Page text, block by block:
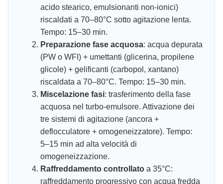
acido stearico, emulsionanti non-ionici)
riscaldati a 70–80°C sotto agitazione lenta.
Tempo: 15–30 min.
Preparazione fase acquosa: acqua depurata
(PW o WFI) + umettanti (glicerina, propilene
glicole) + gelificanti (carbopol, xantano)
riscaldata a 70–80°C. Tempo: 15–30 min.
Miscelazione fasi: trasferimento della fase
acquosa nel turbo-emulsore. Attivazione dei
tre sistemi di agitazione (ancora +
deflocculatore + omogeneizzatore). Tempo:
5–15 min ad alta velocità di
omogeneizzazione.
Raffreddamento controllato a 35°C:
raffreddamento progressivo con acqua fredda